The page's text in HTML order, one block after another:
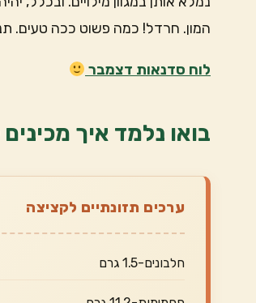
המון. חרדל! כמה פשוט ככה טעים.
לוח סדנאות דצמבר
בואו נלמד איך
ערכים תזונתיים לקציצה
חלבונים-1.5 גרם